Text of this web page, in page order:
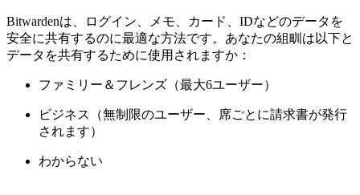
Bitwardenは、ログイン、メモ、カード、IDなどのデータを
安全に共有するのに最適な方法です。あなたの組甽は以下と
データを共有するために使用されますか：
ファミリー＆フレンズ（最大6ユーザー）
ビジネス（無制限のユーザー、席ごとに請求書が発行
されます）
わからない